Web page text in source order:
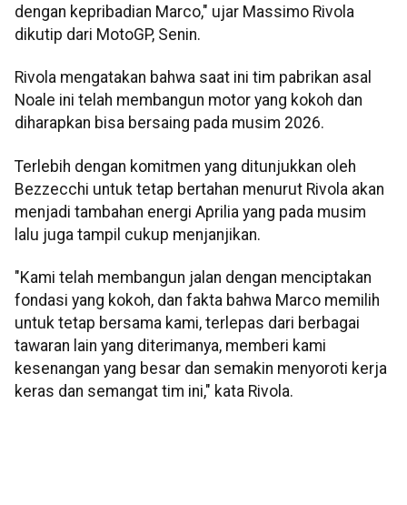
dengan kepribadian Marco," ujar Massimo Rivola
dikutip dari MotoGP, Senin.
Rivola mengatakan bahwa saat ini tim pabrikan asal
Noale ini telah membangun motor yang kokoh dan
diharapkan bisa bersaing pada musim 2026.
Terlebih dengan komitmen yang ditunjukkan oleh
Bezzecchi untuk tetap bertahan menurut Rivola akan
menjadi tambahan energi Aprilia yang pada musim
lalu juga tampil cukup menjanjikan.
"Kami telah membangun jalan dengan menciptakan
fondasi yang kokoh, dan fakta bahwa Marco memilih
untuk tetap bersama kami, terlepas dari berbagai
tawaran lain yang diterimanya, memberi kami
kesenangan yang besar dan semakin menyoroti kerja
keras dan semangat tim ini," kata Rivola.